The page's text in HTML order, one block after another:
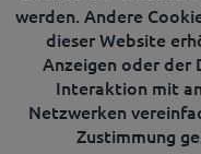
werden. Andere
dieser Website
Anzeigen oder der
Interaktion mit
Netzwerken
Zustimmung